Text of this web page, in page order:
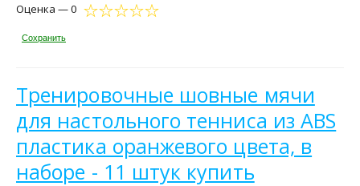
Оценка — 0
Сохранить
Тренировочные шовные мячи
для настольного тенниса из ABS
пластика оранжевого цвета, в
наборе - 11 штук купить